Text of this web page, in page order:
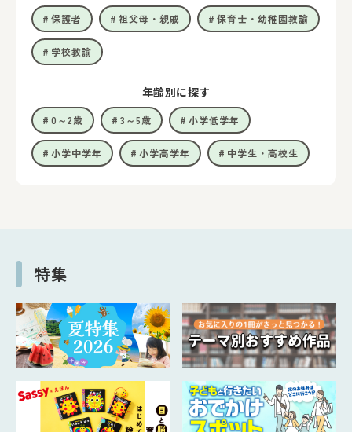
保護者 祖父母・親戚 保育士・幼稚園教諭
学校教諭
年齢別に探す
0～2歳 3～5歳 小学低学年
小学中学年 小学高学年 中学生・高校生
特集